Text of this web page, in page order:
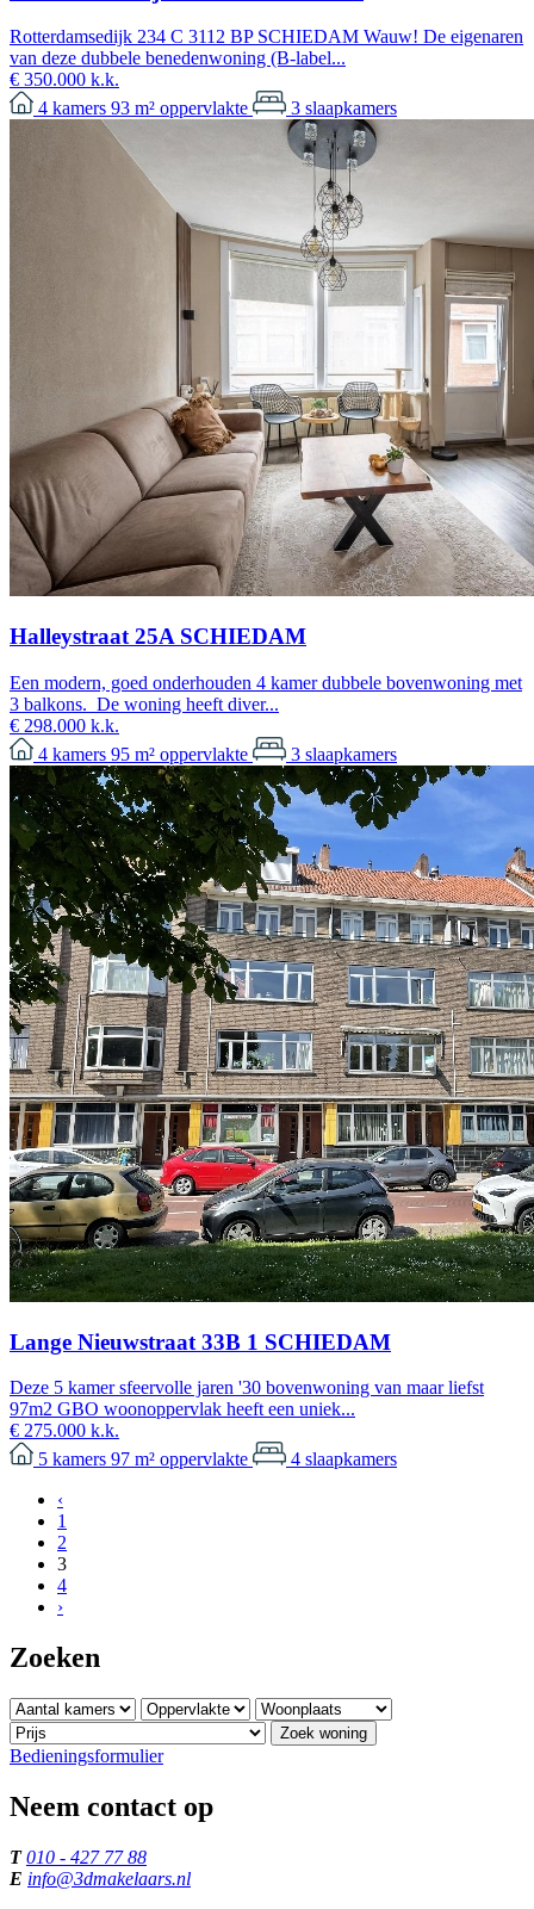
Rotterdamsedijk 234 C 3112 BP SCHIEDAM Wauw! De eigenaren
van deze dubbele benedenwoning (B-label...
€ 350.000 k.k.
4 kamers 93 m² oppervlakte 3 slaapkamers
Halleystraat 25A SCHIEDAM
Een modern, goed onderhouden 4 kamer dubbele bovenwoning met
3 balkons. De woning heeft diver...
€ 298.000 k.k.
4 kamers 95 m² oppervlakte 3 slaapkamers
Lange Nieuwstraat 33B 1 SCHIEDAM
Deze 5 kamer sfeervolle jaren '30 bovenwoning van maar liefst
97m2 GBO woonoppervlak heeft een uniek...
€ 275.000 k.k.
5 kamers 97 m² oppervlakte 4 slaapkamers
‹
1
2
3
4
›
Zoeken
Zoek woning
Bedieningsformulier
Neem contact op
T 010 - 427 77 88
E info@3dmakelaars.nl